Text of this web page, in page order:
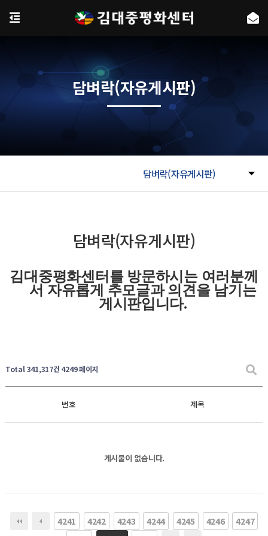
담벼락(자유게시판)
담벼락(자유게시판)
담벼락(자유게시판)
김대중평화센터를 방문하시는 여러분께
서 자유롭게 추모글과의견을 남기는
게시판입니다.
Total 341,317건 4249 페이지
번호 제목
게시물이 없습니다.
4241 4242 4243 4244 4245 4246
4247